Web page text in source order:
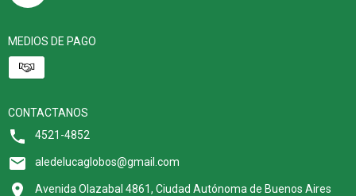
MEDIOS DE PAGO
CONTACTANOS
4521-4852
aledelucaglobos@gmail.com
Avenida Olazabal 4861, Ciudad Autónoma de Buenos Aires